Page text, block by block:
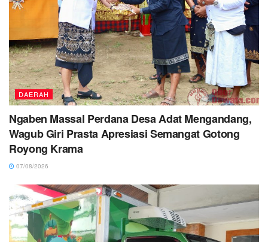
DAERAH
Ngaben Massal Perdana Desa Adat Mengandang,
Wagub Giri Prasta Apresiasi Semangat Gotong
Royong Krama
07/08/2026